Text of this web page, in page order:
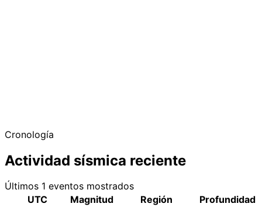
Cronología
Actividad sísmica reciente
Últimos 1 eventos mostrados
UTC
Magnitud Región
Profundidad